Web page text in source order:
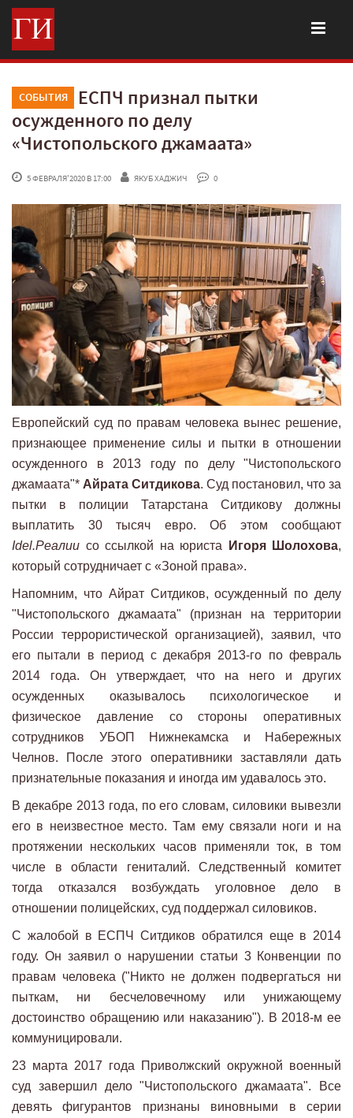
СОБЫТИЯ
ЕСПЧ признал пытки
осужденного по делу
«Чистопольского джамаата»
5 ФЕВРАЛЯ'2020 В 17:00 ЯКУБ ХАДЖИЧ 0
Европейский суд по правам человека вынес решение,
признающее применение силы и пытки в отношении
осужденного в 2013 году по делу "Чистопольского
джамаата"* Айрата Ситдикова. Суд постановил, что за
пытки в полиции Татарстана Ситдикову должны
выплатить 30 тысяч евро. Об этом сообщают
Idel.Реалии со ссылкой на юриста Игоря Шолохова,
который сотрудничает с «Зоной права».
Напомним, что Айрат Ситдиков, осужденный по делу
"Чистопольского джамаата" (признан на территории
России террористической организацией), заявил, что
его пытали в период с декабря 2013-го по февраль
2014 года. Он утверждает, что на него и других
осужденных оказывалось психологическое и
физическое давление со стороны оперативных
сотрудников УБОП Нижнекамска и Набережных
Челнов. После этого оперативники заставляли дать
признательные показания и иногда им удавалось это.
В декабре 2013 года, по его словам, силовики вывезли
его в неизвестное место. Там ему связали ноги и на
протяжении нескольких часов применяли ток, в том
числе в области гениталий. Следственный комитет
тогда отказался возбуждать уголовное дело в
отношении полицейских, суд поддержал силовиков.
С жалобой в ЕСПЧ Ситдиков обратился еще в 2014
году. Он заявил о нарушении статьи 3 Конвенции по
правам человека ("Никто не должен подвергаться ни
пыткам, ни бесчеловечному или унижающему
достоинство обращению или наказанию"). В 2018-м ее
коммуницировали.
23 марта 2017 года Приволжский окружной военный
суд завершил дело "Чистопольского джамаата". Все
девять фигурантов признаны виновными в серии